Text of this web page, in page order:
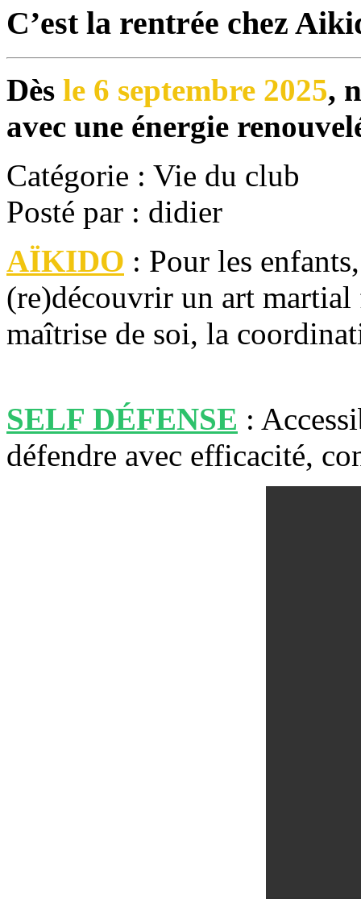
C’est la rentrée chez
Dès le 6 septembre 2025,
avec une énergie
Catégorie : Vie du club
Posté par : didier
AÏKIDO : Pour les
(re)découvrir un art martial
maîtrise de soi, la
SELF DÉFENSE :
défendre avec efficacité,